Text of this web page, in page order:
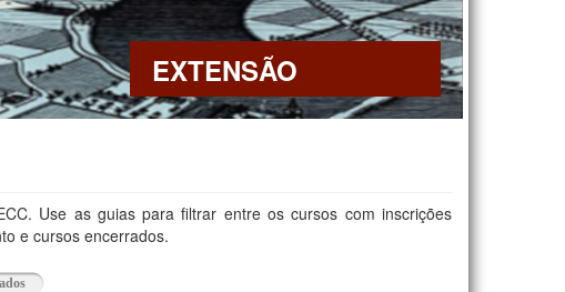
EXTENSÃO
Use as guias para filtrar entre os cursos com inscrições
e cursos encerrados.